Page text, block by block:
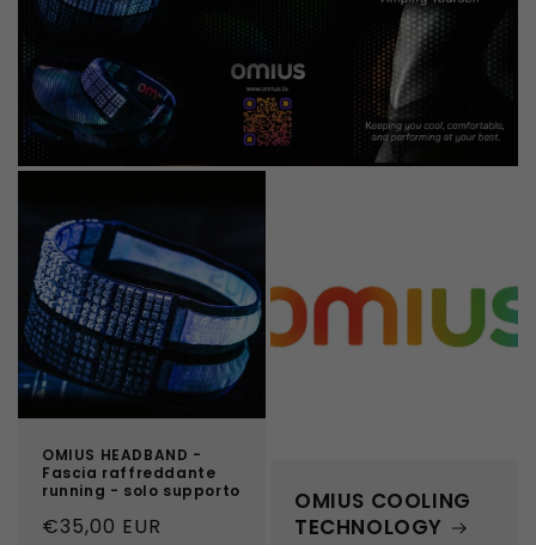
OMIUS HEADBAND -
Fascia raffreddante
running - solo supporto
Prezzo
€35,00 EUR
OMIUS COOLING
TECHNOLOGY